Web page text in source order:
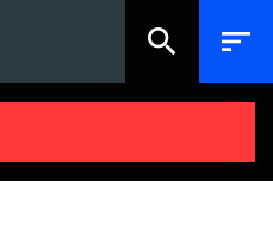
search sort